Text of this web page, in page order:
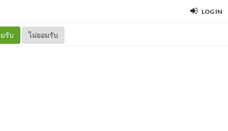
LOG IN
รับ ไม่ยอมรับ